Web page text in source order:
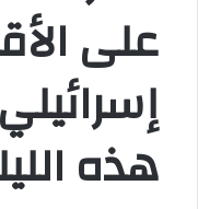
على
هذه